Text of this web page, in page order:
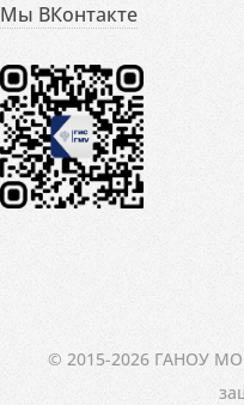
Мы ВКонтакте
© 2015-2026 ГАНОУ МО